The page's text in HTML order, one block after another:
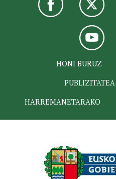
HONI BURUZ
PUBLIZITATEA
HARREMANETARAKO